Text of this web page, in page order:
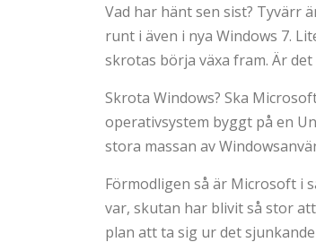
Vad har hänt sen sist? Tyvärr
runt i även i nya Windows 7.
skrotas börja växa fram. Är
Skrota Windows? Ska
operativsystem byggt på en
stora massan av
Förmodligen så är Microsoft i
var, skutan har blivit så stor
plan att ta sig ur det